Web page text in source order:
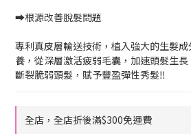
➡️️️根源改善脫髮問題
專利真皮層輸送技術，植入強大的生髮
養，從深層激活疲弱毛囊，加速頭髮生
斷裂脆弱頭髮，賦予豐盈彈性秀髮‼️️
全店，全店折後滿$300免運費